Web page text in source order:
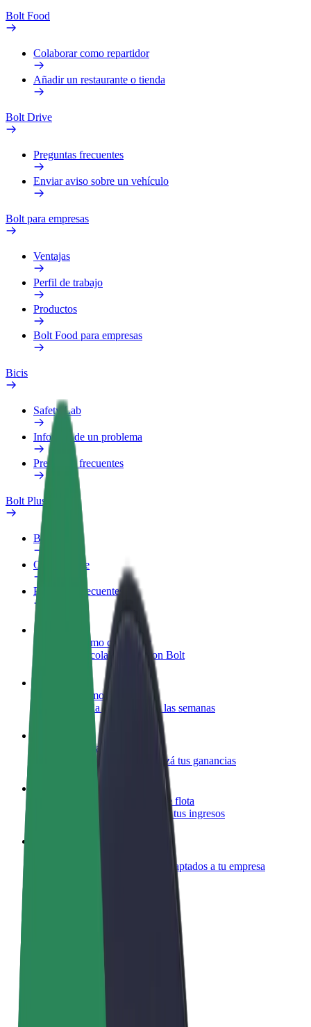
Bolt Food
Colaborar como repartidor
Añadir un restaurante o tienda
Bolt Drive
Preguntas frecuentes
Enviar aviso sobre un vehículo
Bolt para empresas
Ventajas
Perfil de trabajo
Productos
Bolt Food para empresas
Bicis
Safety Lab
Informar de un problema
Preguntas frecuentes
Bolt Plus
Beneficios
Cómo unirse
Preguntas frecuentes
Colaborar como conductor
Gana dinero colaborando con Bolt
Colaborar como repartidor
Repartí comida y cobrá todas las semanas
Añadir un restaurante o tienda
Llegá a más clientes y maximizá tus ganancias
Registrarse como propietario de flota
Añadí tu flota a Bolt y potenciá tus ingresos
Productos y servicios de Bolt adaptados a tu empresa